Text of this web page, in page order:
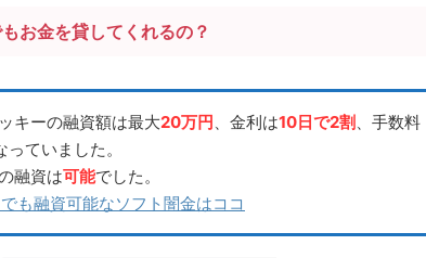
お金を貸してくれるの？
キーの融資額は最大20万円、金利は10日で2割、手数料
っていました。
融資は可能でした。
も融資可能なソフト闇金はココ